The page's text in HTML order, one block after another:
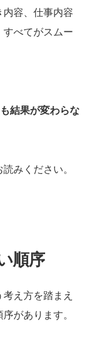
内容、仕事内容
べてがスムー
結果が変わらな
みください。
順序
え方を踏まえ
があります。